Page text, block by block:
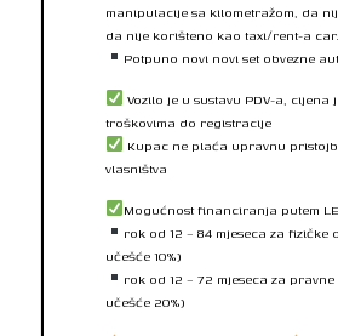
manipulacije sa kilometražom, da
da nije korišteno kao taxi/rent-a car.
Potpuno novi novi set obvezne
Vozilo je u sustavu PDV-a, cijena
troškovima do registracije
Kupac ne plaća upravnu
vlasništva
Mogućnost financiranja putem
rok od 12 – 84 mjeseca za fizičke
učešće 10%)
rok od 12 – 72 mjeseca za
učešće 20%)